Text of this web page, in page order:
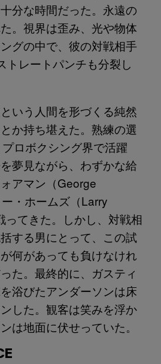
分な時間だった。永遠の
。視界は歪み、光や物体
グの中で、彼の対戦相手
トレートパンチも分裂し
いう人間を形づくる純然
か持ち堪えた。熟練の選
ロボクシング界で活躍
夢見ながら、わずかな給
アマン（George
・ホームズ（Larry
ってきた。しかし、対戦相
する男にとって、この試
何があっても負けなけれ
た。最終的に、ガスティ
浴びたアンダーソンは床
した。観客は笑みを浮か
は地面に伏せっていた。